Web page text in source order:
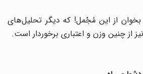
از این مُجْمل! که دیگر تحلیل‌های
چنین وزن و اعتباری برخوردار است.